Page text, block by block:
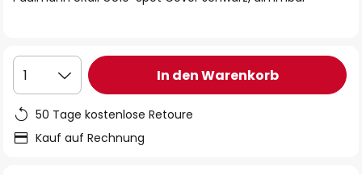
1 In den Warenkorb
50 Tage kostenlose Retoure
Kauf auf Rechnung